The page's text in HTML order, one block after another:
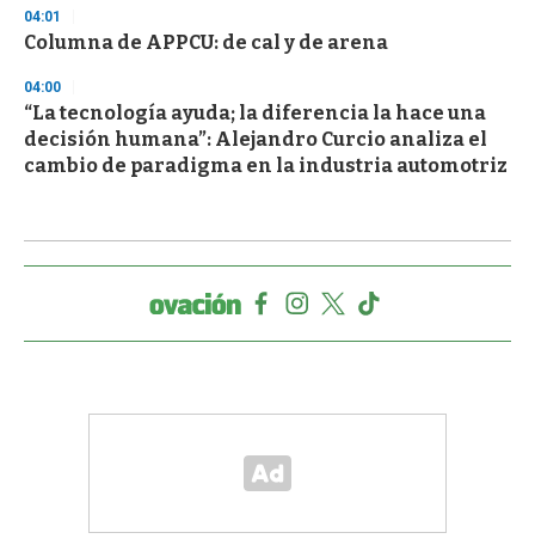
04:01
Columna de APPCU: de cal y de arena
04:00
“La tecnología ayuda; la diferencia la hace una
decisión humana”: Alejandro Curcio analiza el
cambio de paradigma en la industria automotriz